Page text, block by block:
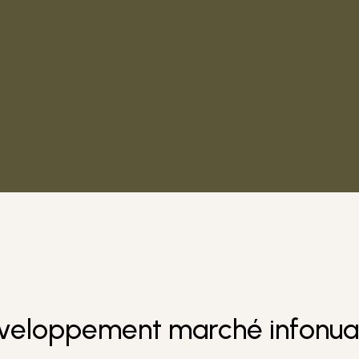
marché